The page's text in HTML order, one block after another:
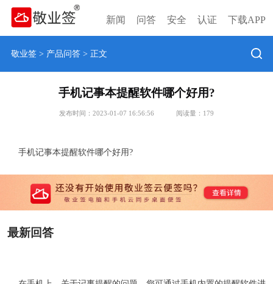
新闻 问答 安全 认证 下载APP
敬业签> 产品问答> 正文
手机记事本提醒软件哪个好用?
发布时间：2023-01-07 16:56:56 阅读量： 179
手机记事本提醒软件哪个好用?
最新回答